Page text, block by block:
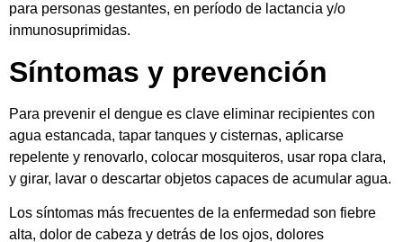
para personas gestantes, en período de lactancia y/o
inmunosuprimidas.
Síntomas y prevención
Para prevenir el dengue es clave eliminar recipientes con
agua estancada, tapar tanques y cisternas, aplicarse
repelente y renovarlo, colocar mosquiteros, usar ropa clara,
y girar, lavar o descartar objetos capaces de acumular agua.
Los síntomas más frecuentes de la enfermedad son fiebre
alta, dolor de cabeza y detrás de los ojos, dolores